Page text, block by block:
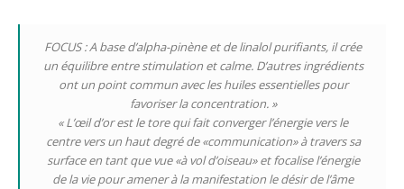
FOCUS : A base d’alpha-pinène et de linalol purifiants, il crée
un équilibre entre stimulation et calme. D’autres ingrédients
ont un point commun avec les huiles essentielles pour
favoriser la concentration. »
« L’œil d’or est le tore qui fait converger l’énergie vers le
centre vers un haut degré de «communication» à travers sa
surface en tant que vue «à vol d’oiseau» et focalise l’énergie
de la vie pour amener à la manifestation le désir de l’âme